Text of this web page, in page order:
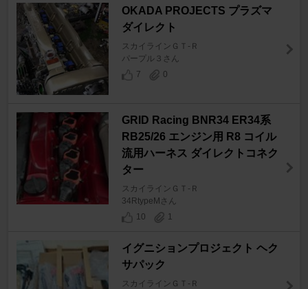
OKADA PROJECTS プラズマ
ダイレクト
スカイラインＧＴ‐Ｒ
パープル３さん
7
0
GRID Racing BNR34 ER34系
RB25/26 エンジン用 R8 コイル
流用ハーネス ダイレクトコネク
ター
スカイラインＧＴ‐Ｒ
34RtypeMさん
10
1
イグニションプロジェクト ヘク
サパック
スカイラインＧＴ‐Ｒ